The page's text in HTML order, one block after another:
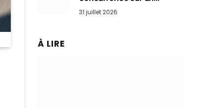
marché où personne ne
l’attendait
31 juillet 2026
À LIRE